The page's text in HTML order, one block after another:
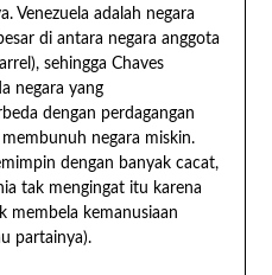
Venezuela adalah negara
di antara negara anggota
sehingga Chaves
negara yang
dengan perdagangan
negara miskin.
dengan banyak cacat,
tak mengingat itu karena
kemanusiaan
partainya).